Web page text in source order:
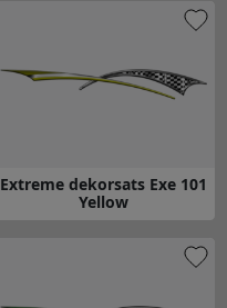
Extreme dekorsats Exe 101
Yellow